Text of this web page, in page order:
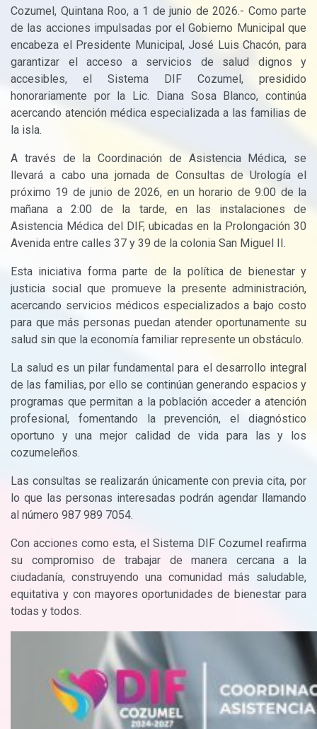
Cozumel, Quintana Roo, a 1 de junio de 2026.- Como parte
de las acciones impulsadas por el Gobierno Municipal que
encabeza el Presidente Municipal, José Luis Chacón, para
garantizar el acceso a servicios de salud dignos y
accesibles, el Sistema DIF Cozumel, presidido
honorariamente por la Lic. Diana Sosa Blanco, continúa
acercando atención médica especializada a las familias de
la isla.
A través de la Coordinación de Asistencia Médica, se
llevará a cabo una jornada de Consultas de Urología el
próximo 19 de junio de 2026, en un horario de 9:00 de la
mañana a 2:00 de la tarde, en las instalaciones de
Asistencia Médica del DIF, ubicadas en la Prolongación 30
Avenida entre calles 37 y 39 de la colonia San Miguel II.
Esta iniciativa forma parte de la política de bienestar y
justicia social que promueve la presente administración,
acercando servicios médicos especializados a bajo costo
para que más personas puedan atender oportunamente su
salud sin que la economía familiar represente un obstáculo.
La salud es un pilar fundamental para el desarrollo integral
de las familias, por ello se continúan generando espacios y
programas que permitan a la población acceder a atención
profesional, fomentando la prevención, el diagnóstico
oportuno y una mejor calidad de vida para las y los
cozumeleños.
Las consultas se realizarán únicamente con previa cita, por
lo que las personas interesadas podrán agendar llamando
al número 987 989 7054.
Con acciones como esta, el Sistema DIF Cozumel reafirma
su compromiso de trabajar de manera cercana a la
ciudadanía, construyendo una comunidad más saludable,
equitativa y con mayores oportunidades de bienestar para
todas y todos.